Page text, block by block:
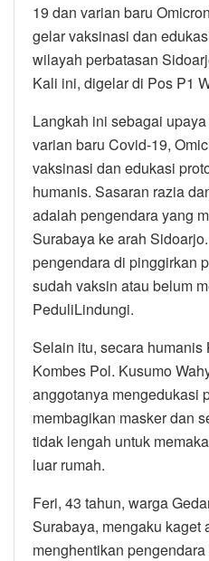
19 dan varian baru
gelar vaksinasi dan
wilayah perbatasan
Kali ini, digelar di Pos P1
Langkah ini sebagai
varian baru Covid-19,
vaksinasi dan edukasi
humanis. Sasaran razia
adalah pengendara yang
Surabaya ke arah
pengendara di pinggirkan
sudah vaksin atau belum
PeduliLindungi.
Selain itu, secara
Kombes Pol. Kusumo
anggotanya mengedukasi
membagikan masker dan
tidak lengah untuk
luar rumah.
Feri, 43 tahun, warga
Surabaya, mengaku kaget
menghentikan